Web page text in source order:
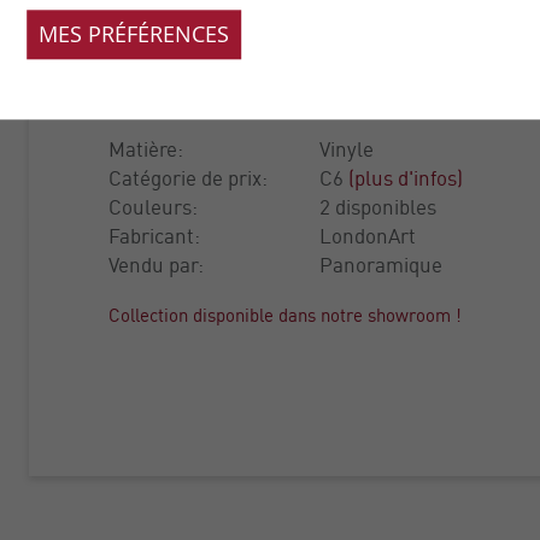
COLLECTION:
Matière:
Vinyle
Catégorie de prix:
C6 (plus d'infos)
Couleurs:
2 disponibles
Fabricant:
LondonArt
Vendu par:
Panoramique
Collection disponible dans notre showroom !
MES PRÉFÉRENCES